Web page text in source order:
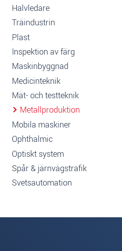
Halvledare
Träindustrin
Plast
Inspektion av färg
Maskinbyggnad
Medicinteknik
Mät- och testteknik
Metallproduktion
Mobila maskiner
Ophthalmic
Optiskt system
Spår & järnvägstrafik
Svetsautomation